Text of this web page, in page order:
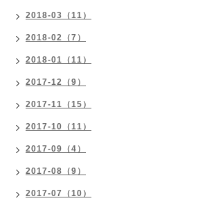
2018-03（11）
2018-02（7）
2018-01（11）
2017-12（9）
2017-11（15）
2017-10（11）
2017-09（4）
2017-08（9）
2017-07（10）